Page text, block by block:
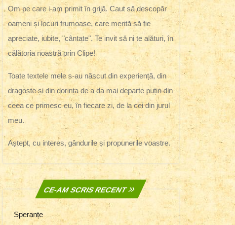
Om pe care i-am primit în grijă. Caut să descopăr
oameni și locuri frumoase, care merită să fie
apreciate, iubite, "cântate". Te invit să ni te alături, în
călătoria noastră prin Clipe!
Toate textele mele s-au născut din experiență, din
dragoste și din dorința de a da mai departe puțin din
ceea ce primesc eu, în fiecare zi, de la cei din jurul
meu.
Aștept, cu interes, gândurile și propunerile voastre.
CE-AM SCRIS RECENT
Speranțe